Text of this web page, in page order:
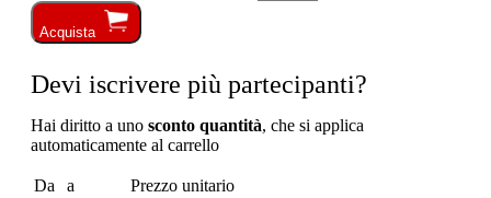
Acquista
Devi iscrivere più partecipanti?
Hai diritto a uno sconto quantità, che si applica
automaticamente al carrello
Da a
Prezzo unitario